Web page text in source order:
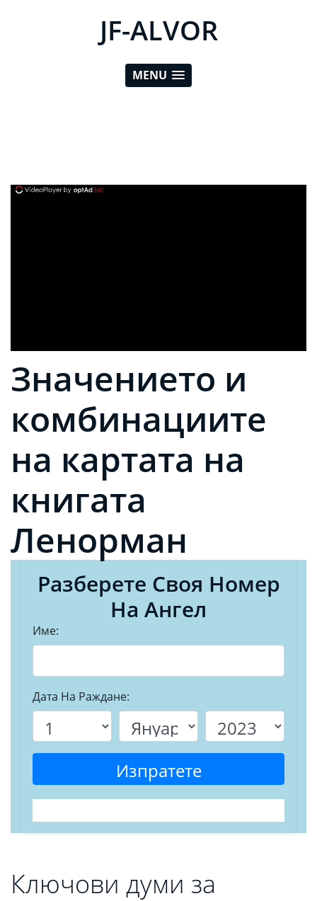
JF-ALVOR
MENU
Значението и
комбинациите
на картата на
книгата
Ленорман
Разберете Своя Номер
На Ангел
Име:
Дата На Раждане:
Изпратете
Ключови думи за